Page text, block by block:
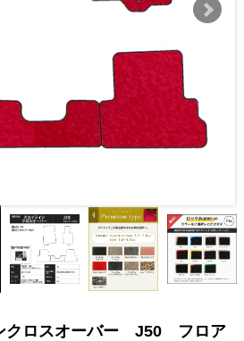
クロスオーバー J50 フロア